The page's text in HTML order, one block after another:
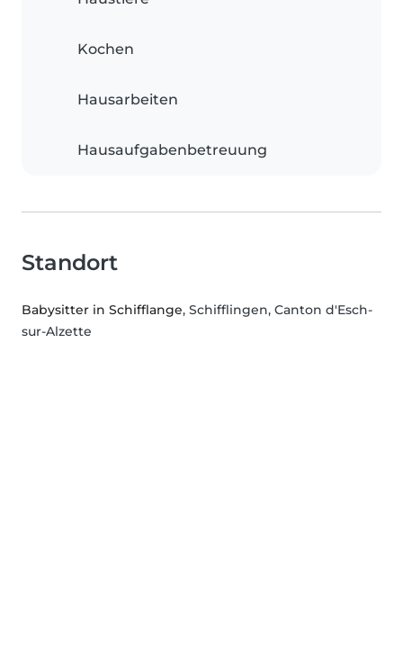
Kochen
Hausarbeiten
Hausaufgabenbetreuung
Standort
Babysitter in Schifflange, Schifflingen, Canton d'Esch-
sur-Alzette